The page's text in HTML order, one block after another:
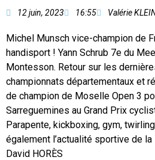
12 juin, 2023 16:55 Valérie
Michel Munsch vice-champion de
handisport ! Yann Schrub 7e du
Montesson. Retour sur les
championnats départementaux et
de champion de Moselle Open 3
Sarreguemines au Grand Prix
Parapente, kickboxing, gym,
également l’actualité sportive de
David HORÈS